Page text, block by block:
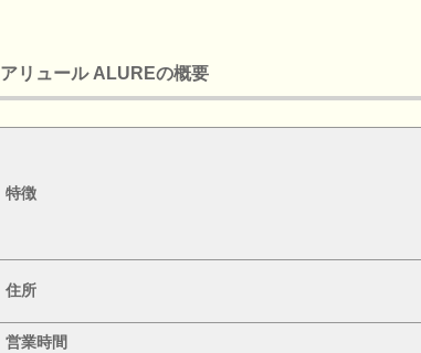
アリュール ALUREの概要
特徴
住所
営業時間